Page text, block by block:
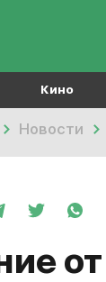
Кино
Новости